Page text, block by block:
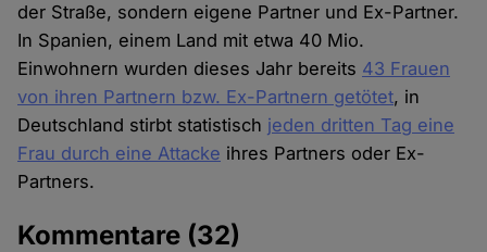
der Straße, sondern eigene Partner und Ex-Partner.
In Spanien, einem Land mit etwa 40 Mio.
Einwohnern wurden dieses Jahr bereits 43 Frauen
von ihren Partnern bzw. Ex-Partnern getötet, in
Deutschland stirbt statistisch jeden dritten Tag eine
Frau durch eine Attacke ihres Partners oder Ex-
Partners.
Kommentare (32)